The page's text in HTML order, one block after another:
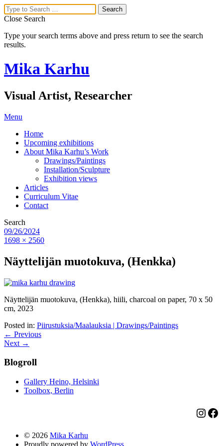
Close Search
Type your search terms above and press return to see the search
results.
Mika Karhu
Visual Artist, Researcher
Menu
Home
Upcoming exhibitions
About Mika Karhu’s Work
Drawings/Paintings
Installation/Sculpture
Exhibition views
Articles
Curriculum Vitae
Contact
Search
09/26/2024
1698 × 2560
Näyttelijän muotokuva, (Henkka)
Näyttelijän muotokuva, (Henkka), hiili, charcoal on paper, 70 x 50
cm, 2023
Posted in: Piirustuksia/Maalauksia | Drawings/Paintings
← Previous
Next →
Blogroll
Gallery Heino, Helsinki
Toolbox, Berlin
© 2026 Mika Karhu
Proudly powered by WordPress.